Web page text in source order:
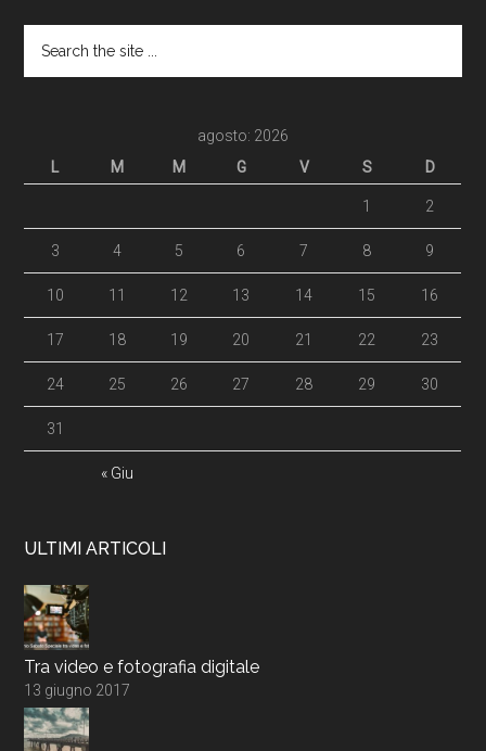
agosto: 2026
L
M M G V S D
« Giu
1 2
3 4 5 6 7 8 9
10 11 12 13 14 15 16
17 18 19 20 21 22 23
24 25 26 27 28 29 30
31
ULTIMI ARTICOLI
Tra video e fotografia digitale
13 giugno 2017